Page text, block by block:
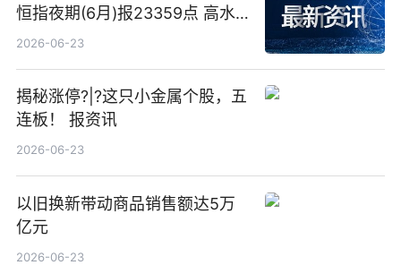
恒指夜期(6月)报23359点 高水
23点
2026-06-23
揭秘涨停?|?这只小金属个股，五
连板！ 报资讯
2026-06-23
以旧换新带动商品销售额达5万
亿元
2026-06-23